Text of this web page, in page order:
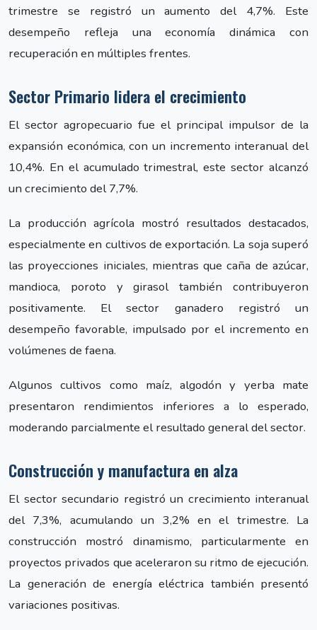
trimestre se registró un aumento del 4,7%. Este
desempeño refleja una economía dinámica con
recuperación en múltiples frentes.
Sector Primario lidera el crecimiento
El sector agropecuario fue el principal impulsor de la
expansión económica, con un incremento interanual del
10,4%. En el acumulado trimestral, este sector alcanzó
un crecimiento del 7,7%.
La producción agrícola mostró resultados destacados,
especialmente en cultivos de exportación. La soja superó
las proyecciones iniciales, mientras que caña de azúcar,
mandioca, poroto y girasol también contribuyeron
positivamente. El sector ganadero registró un
desempeño favorable, impulsado por el incremento en
volúmenes de faena.
Algunos cultivos como maíz, algodón y yerba mate
presentaron rendimientos inferiores a lo esperado,
moderando parcialmente el resultado general del sector.
Construcción y manufactura en alza
El sector secundario registró un crecimiento interanual
del 7,3%, acumulando un 3,2% en el trimestre. La
construcción mostró dinamismo, particularmente en
proyectos privados que aceleraron su ritmo de ejecución.
La generación de energía eléctrica también presentó
variaciones positivas.